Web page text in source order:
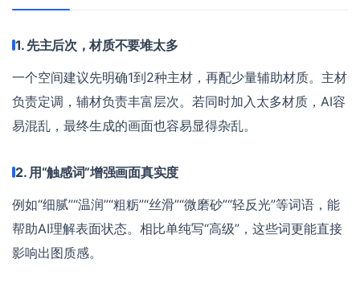
1. 先主后次，材质不要堆太多
一个空间建议先明确1到2种主材，再配少量辅助材质。主材
负责定调，辅材负责丰富层次。若同时加入太多材质，AI容
易混乱，最终生成的画面也容易显得杂乱。
2. 用“触感词”增强画面真实度
例如“细腻”“温润”“粗粝”“丝滑”“微磨砂”“轻反光”等词语，能
帮助AI理解表面状态。相比单纯写“高级”，这些词更能直接
影响出图质感。